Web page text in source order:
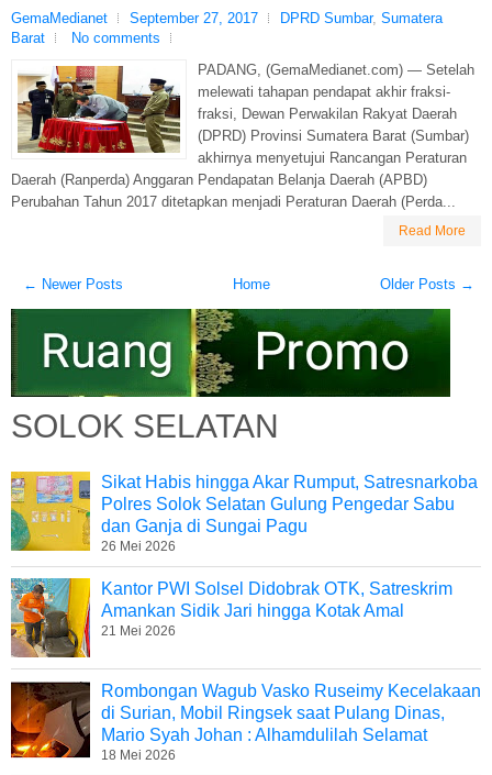
GemaMedianet September 27, 2017 DPRD Sumbar, Sumatera
Barat
No comments
PADANG, (GemaMedianet.com) — Setelah
melewati tahapan pendapat akhir fraksi-
fraksi, Dewan Perwakilan Rakyat Daerah
(DPRD) Provinsi Sumatera Barat (Sumbar)
akhirnya menyetujui Rancangan Peraturan
Daerah (Ranperda) Anggaran Pendapatan Belanja Daerah (APBD)
Perubahan Tahun 2017 ditetapkan menjadi Peraturan Daerah (Perda...
Read More
← Newer Posts Older Posts →
Home
SOLOK SELATAN
Sikat Habis hingga Akar Rumput, Satresnarkoba
Polres Solok Selatan Gulung Pengedar Sabu
dan Ganja di Sungai Pagu
26 Mei 2026
Kantor PWI Solsel Didobrak OTK, Satreskrim
Amankan Sidik Jari hingga Kotak Amal
21 Mei 2026
Rombongan Wagub Vasko Ruseimy Kecelakaan
di Surian, Mobil Ringsek saat Pulang Dinas,
Mario Syah Johan : Alhamdulilah Selamat
18 Mei 2026